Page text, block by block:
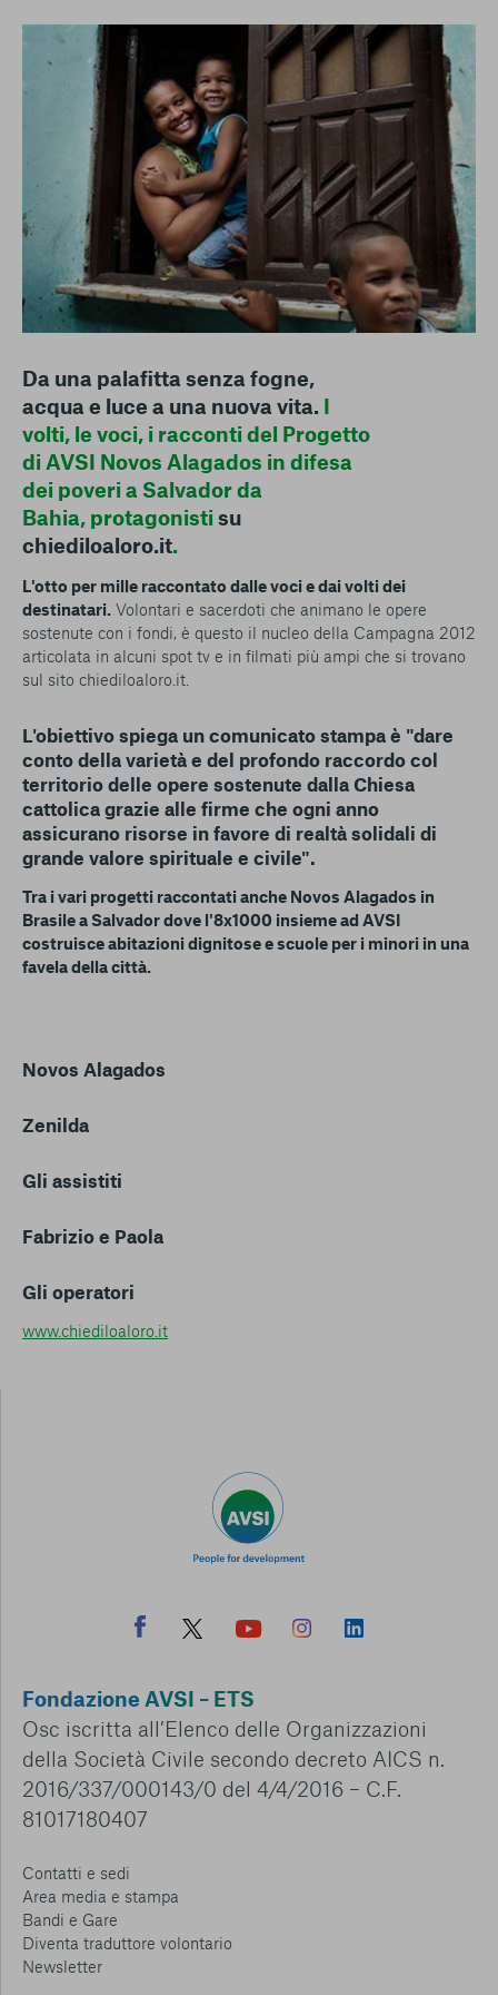
condizionare l’esperienza sulla Piattaforma e il suo
funzionamento. Premendo “Conferma le mie scelte”, la
selezione relativa ai cookie effettuata verrà salvata. Se non è
stata selezionata alcuna opzione, premere questo pulsante
equivarrà a rifiutare tutti i cookie. Per ulteriori informazioni, è
possibile consultare la nostraUlteriori informazioni
Cookie strettamente necessari
Cookie di analisi
Cookies di marketing
Da una palafitta senza fogne,
acqua e luce a una nuova vita. I
volti, le voci, i racconti del Progetto
di AVSI Novos Alagados in difesa
dei poveri a Salvador da
Bahia, protagonisti su
chiediloaloro.it.
L'otto per mille raccontato dalle voci e dai volti dei
destinatari. Volontari e sacerdoti che animano le opere
sostenute con i fondi, è questo il nucleo della Campagna 2012
articolata in alcuni spot tv e in filmati più ampi che si trovano
sul sito chiediloaloro.it.
L'obiettivo spiega un comunicato stampa è "dare
conto della varietà e del profondo raccordo col
territorio delle opere sostenute dalla Chiesa
cattolica grazie alle firme che ogni anno
assicurano risorse in favore di realtà solidali di
grande valore spirituale e civile".
Tra i vari progetti raccontati anche Novos Alagados in
Brasile a Salvador dove l'8x1000 insieme ad AVSI
costruisce abitazioni dignitose e scuole per i minori in una
favela della città.
Novos Alagados
Zenilda
Gli assistiti
Fabrizio e Paola
Gli operatori
www.chiediloaloro.it
Fondazione AVSI – ETS
Osc iscritta all’Elenco delle Organizzazioni
della Società Civile secondo decreto AICS n.
2016/337/000143/0 del 4/4/2016 – C.F.
81017180407
Contatti e sedi
Area media e stampa
Bandi e Gare
Diventa traduttore volontario
Newsletter